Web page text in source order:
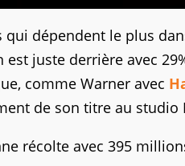
dépendent le plus
juste derrière avec
comme Warner avec
de son titre au studio
récolte avec 395